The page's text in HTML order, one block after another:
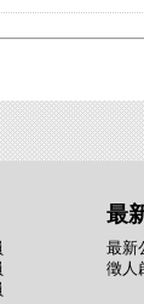
最
最新
徵人